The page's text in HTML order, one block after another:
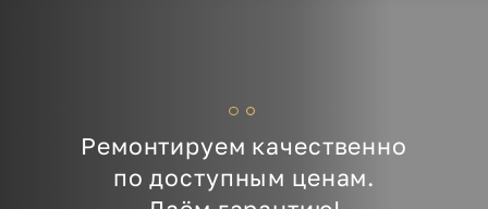
Ремонтируем качественно
по доступным ценам.